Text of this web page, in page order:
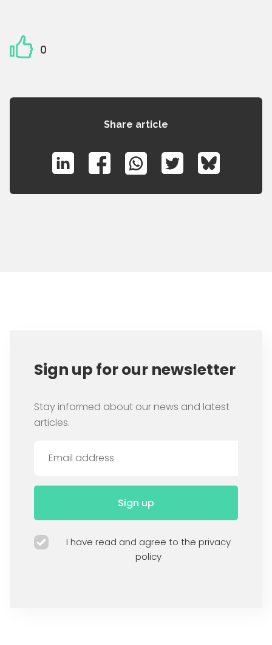
0
Share article
Sign up for our newsletter
Stay informed about our news and latest
articles.
Sign up
I have read and agree to the privacy
policy